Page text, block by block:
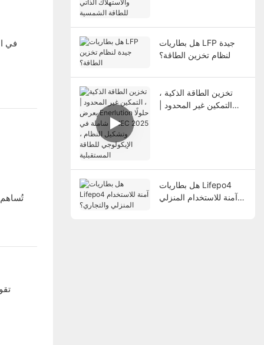
هل بطاريات LFP جيدة
لنظام تخزين الطاقة؟
تخزين الطاقة الذكية ،
التمكين غير المحدود |
هل بطاريات Lifepo4
آمنة للاستخدام المنزلي